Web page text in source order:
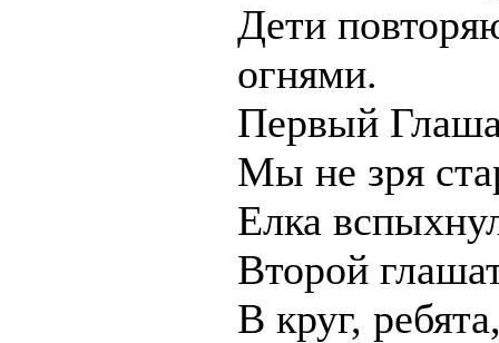
Дети
огнями.
Первый
Мы не зря
Елка
Второй
В круг,